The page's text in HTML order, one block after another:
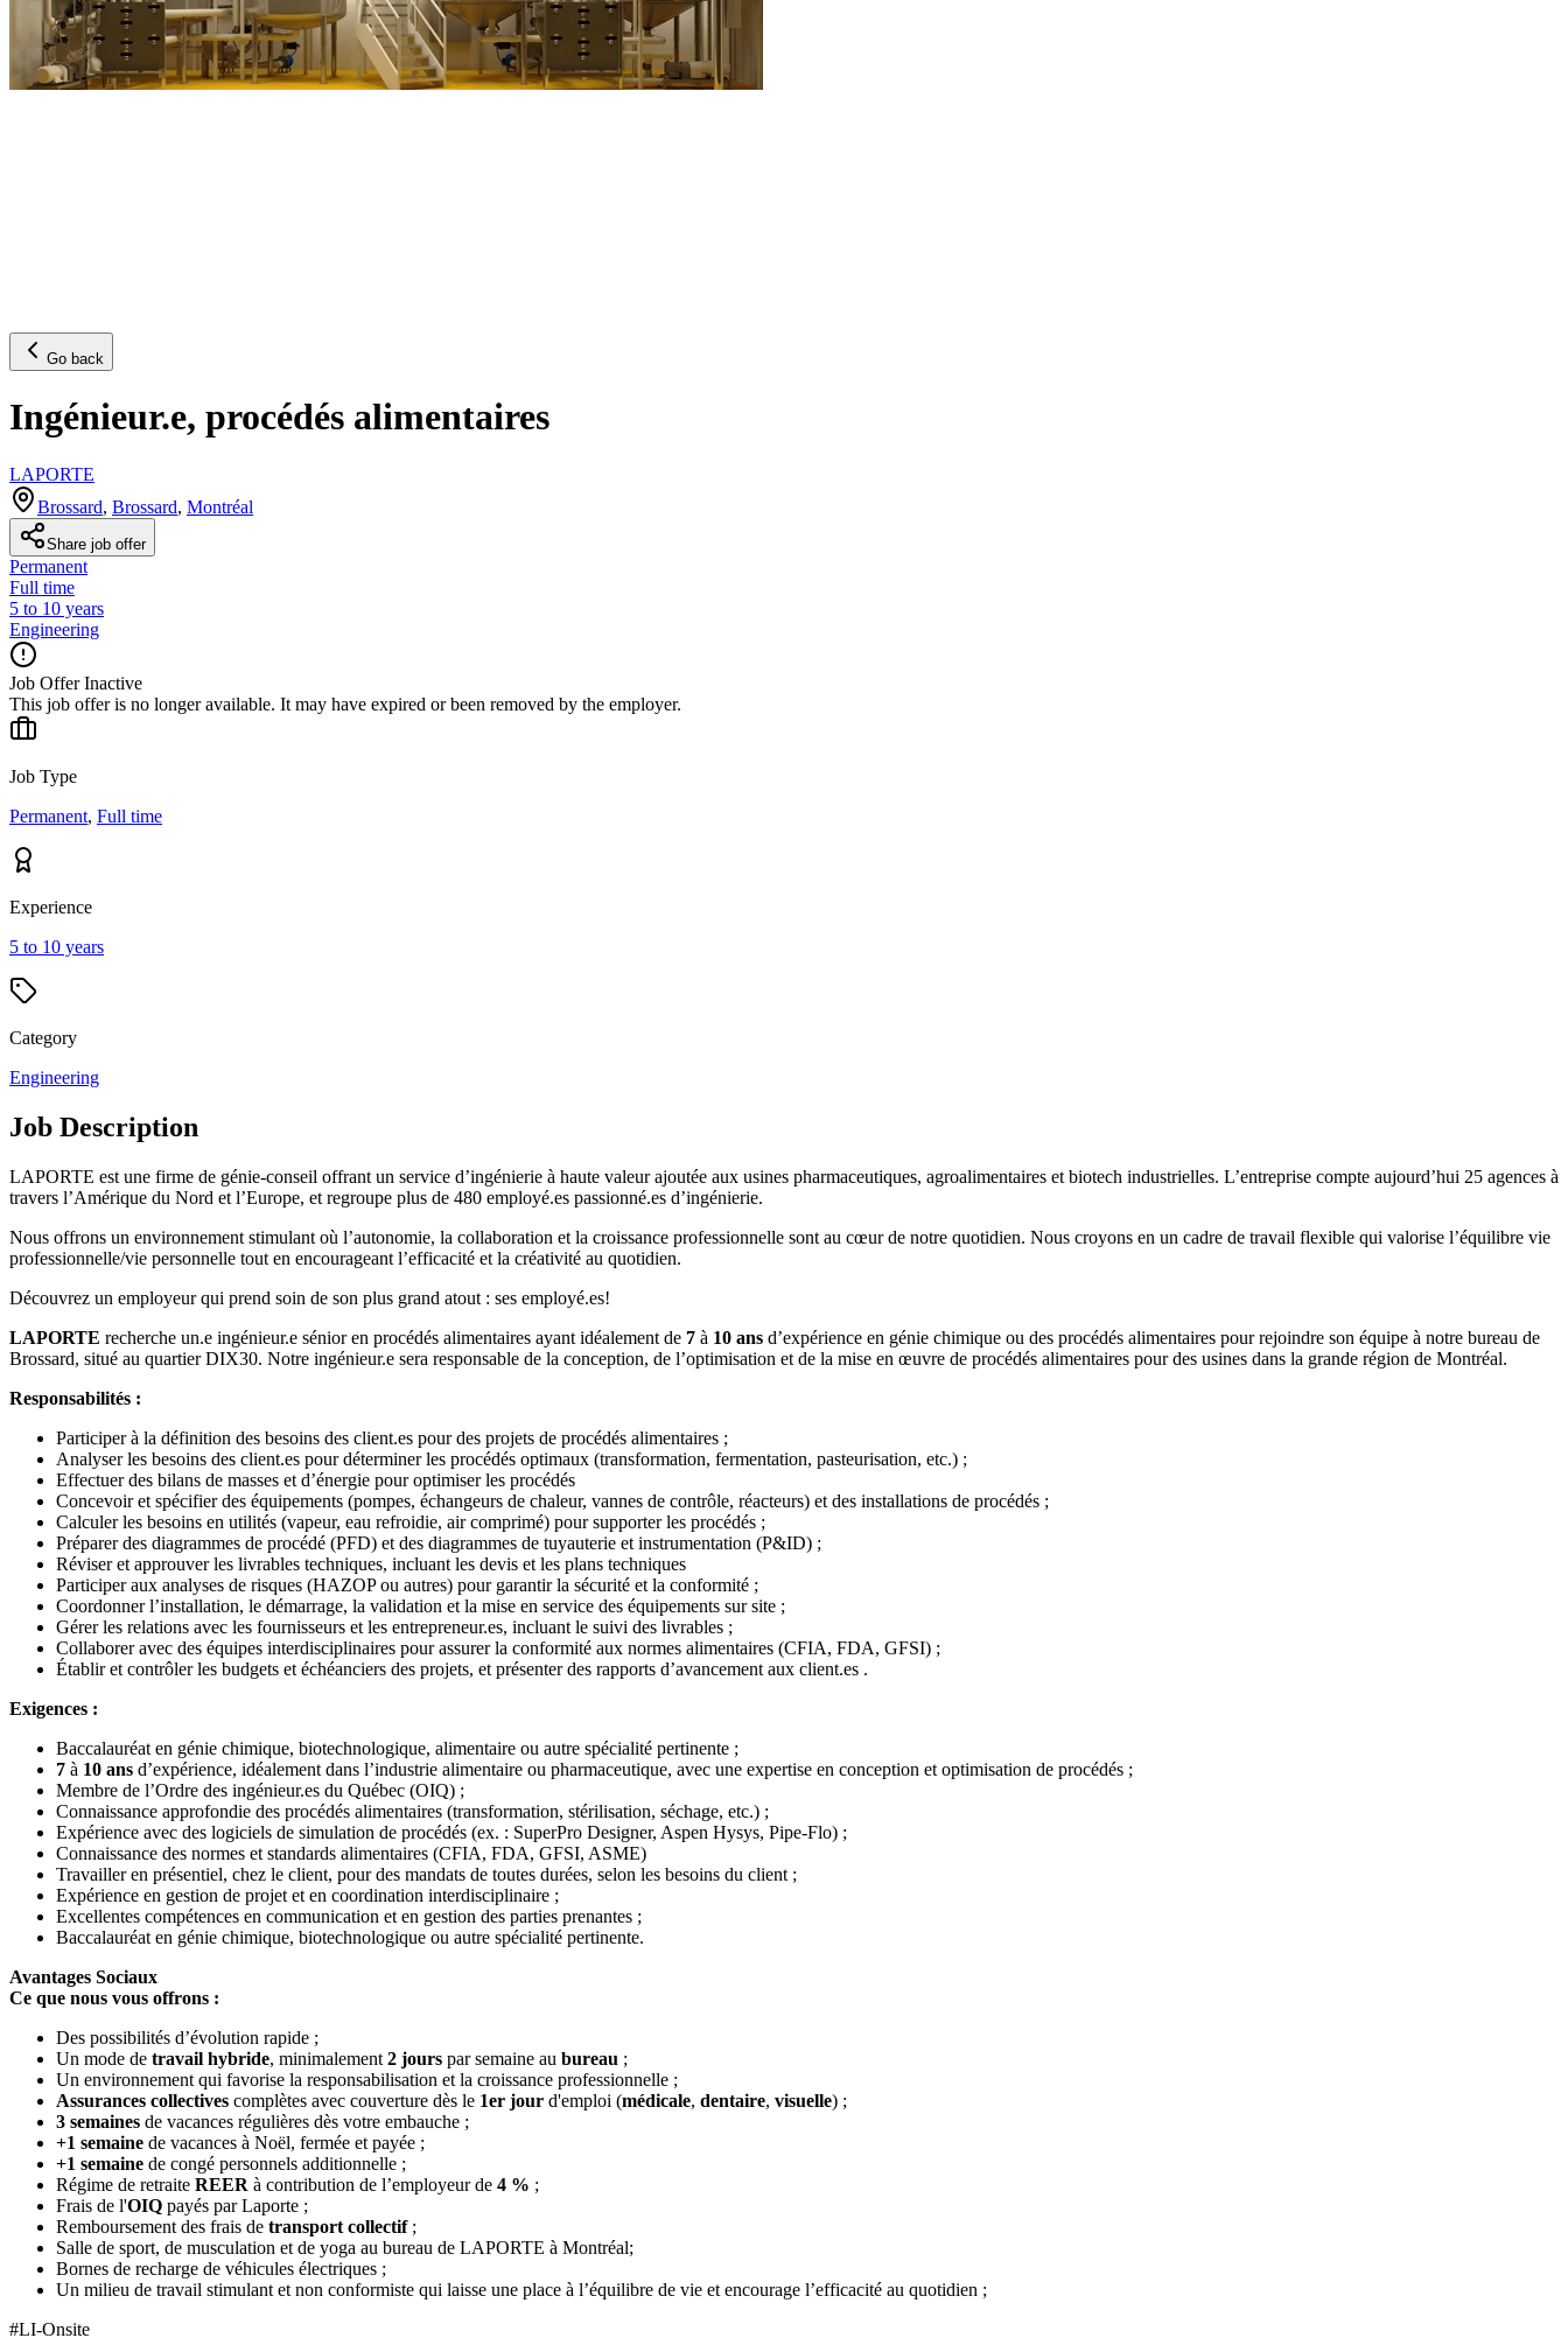
Go back
Ingénieur.e, procédés alimentaires
LAPORTE
Brossard, Brossard, Montréal
Share job offer
Permanent
Full time
5 to 10 years
Engineering
Job Offer Inactive
This job offer is no longer available. It may have expired or been removed by the employer.
Job Type
Permanent, Full time
Experience
5 to 10 years
Category
Engineering
Job Description
LAPORTE est une firme de génie-conseil offrant un service d’ingénierie à haute valeur ajoutée aux usines pharmaceutiques, agroalimentaires et biotech industrielles. L’entreprise compte aujourd’hui 25 agences à
travers l’Amérique du Nord et l’Europe, et regroupe plus de 480 employé.es passionné.es d’ingénierie.
Nous offrons un environnement stimulant où l’autonomie, la collaboration et la croissance professionnelle sont au cœur de notre quotidien. Nous croyons en un cadre de travail flexible qui valorise l’équilibre vie
professionnelle/vie personnelle tout en encourageant l’efficacité et la créativité au quotidien.
Découvrez un employeur qui prend soin de son plus grand atout : ses employé.es!
LAPORTE recherche un.e ingénieur.e sénior en procédés alimentaires ayant idéalement de 7 à 10 ans d’expérience en génie chimique ou des procédés alimentaires pour rejoindre son équipe à notre bureau de
Brossard, situé au quartier DIX30. Notre ingénieur.e sera responsable de la conception, de l’optimisation et de la mise en œuvre de procédés alimentaires pour des usines dans la grande région de Montréal.
Responsabilités :
Participer à la définition des besoins des client.es pour des projets de procédés alimentaires ;
Analyser les besoins des client.es pour déterminer les procédés optimaux (transformation, fermentation, pasteurisation, etc.) ;
Effectuer des bilans de masses et d’énergie pour optimiser les procédés
Concevoir et spécifier des équipements (pompes, échangeurs de chaleur, vannes de contrôle, réacteurs) et des installations de procédés ;
Calculer les besoins en utilités (vapeur, eau refroidie, air comprimé) pour supporter les procédés ;
Préparer des diagrammes de procédé (PFD) et des diagrammes de tuyauterie et instrumentation (P&ID) ;
Réviser et approuver les livrables techniques, incluant les devis et les plans techniques
Participer aux analyses de risques (HAZOP ou autres) pour garantir la sécurité et la conformité ;
Coordonner l’installation, le démarrage, la validation et la mise en service des équipements sur site ;
Gérer les relations avec les fournisseurs et les entrepreneur.es, incluant le suivi des livrables ;
Collaborer avec des équipes interdisciplinaires pour assurer la conformité aux normes alimentaires (CFIA, FDA, GFSI) ;
Établir et contrôler les budgets et échéanciers des projets, et présenter des rapports d’avancement aux client.es .
Exigences :
Baccalauréat en génie chimique, biotechnologique, alimentaire ou autre spécialité pertinente ;
7 à 10 ans d’expérience, idéalement dans l’industrie alimentaire ou pharmaceutique, avec une expertise en conception et optimisation de procédés ;
Membre de l’Ordre des ingénieur.es du Québec (OIQ) ;
Connaissance approfondie des procédés alimentaires (transformation, stérilisation, séchage, etc.) ;
Expérience avec des logiciels de simulation de procédés (ex. : SuperPro Designer, Aspen Hysys, Pipe-Flo) ;
Connaissance des normes et standards alimentaires (CFIA, FDA, GFSI, ASME)
Travailler en présentiel, chez le client, pour des mandats de toutes durées, selon les besoins du client ;
Expérience en gestion de projet et en coordination interdisciplinaire ;
Excellentes compétences en communication et en gestion des parties prenantes ;
Baccalauréat en génie chimique, biotechnologique ou autre spécialité pertinente.
Avantages Sociaux
Ce que nous vous offrons :
Des possibilités d’évolution rapide ;
Un mode de travail hybride, minimalement 2 jours par semaine au bureau ;
Un environnement qui favorise la responsabilisation et la croissance professionnelle ;
Assurances collectives complètes avec couverture dès le 1er jour d'emploi (médicale, dentaire, visuelle) ;
3 semaines de vacances régulières dès votre embauche ;
+1 semaine de vacances à Noël, fermée et payée ;
+1 semaine de congé personnels additionnelle ;
Régime de retraite REER à contribution de l’employeur de 4 % ;
Frais de l'OIQ payés par Laporte ;
Remboursement des frais de transport collectif ;
Salle de sport, de musculation et de yoga au bureau de LAPORTE à Montréal;
Bornes de recharge de véhicules électriques ;
Un milieu de travail stimulant et non conformiste qui laisse une place à l’équilibre de vie et encourage l’efficacité au quotidien ;
#LI-Onsite